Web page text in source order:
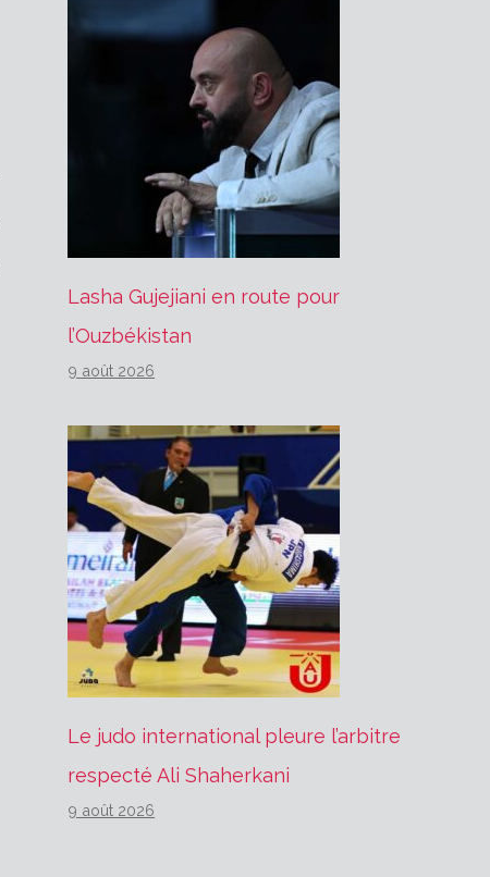
Lasha Gujejiani en route pour
l’Ouzbékistan
9 août 2026
Le judo international pleure l’arbitre
respecté Ali Shaherkani
9 août 2026